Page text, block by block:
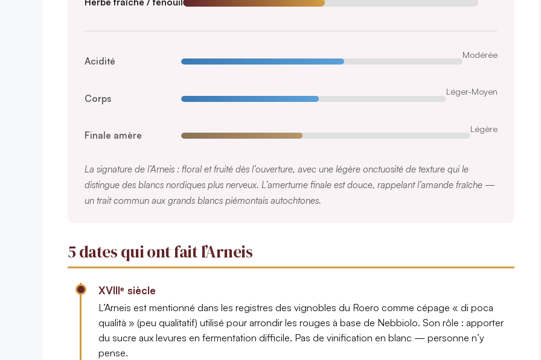
Acidité
Modérée
Corps
Léger-Moyen
Finale amère
Légère
La signature de l’Arneis : floral et fruité dès l’ouverture, avec une légère onctuosité de texture qui le
distingue des blancs nordiques plus nerveux. L’amertume finale est douce, rappelant l’amande fraîche —
un trait commun aux grands blancs piémontais autochtones.
5 dates qui ont fait l’Arneis
XVIIIᵉ siècle
L’Arneis est mentionné dans les registres des vignobles du Roero comme cépage « di poca
qualità » (peu qualitatif) utilisé pour arrondir les rouges à base de Nebbiolo. Son rôle : apporter
du sucre aux levures en fermentation difficile. Pas de vinification en blanc — personne n’y
pense.